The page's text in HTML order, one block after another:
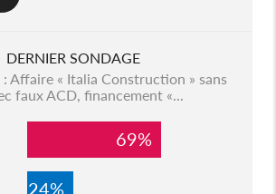
DERNIER SONDAGE
Affaire « Italia Construction » sans
faux ACD, financement «...
69%
24%